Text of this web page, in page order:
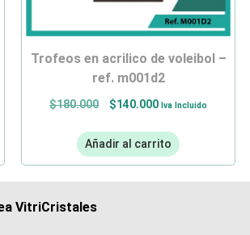
trofeos en acrilico de voleibol –
ref. m001d2
$180.000 $140.000 Iva Incluido
Añadir al carrito
VitriCristales